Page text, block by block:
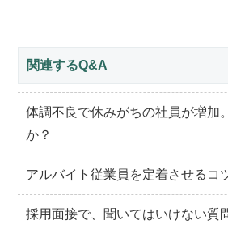
関連するQ&A
体調不良で休みがちの社員が増加
か？
アルバイト従業員を定着させるコ
採用面接で、聞いてはいけない質